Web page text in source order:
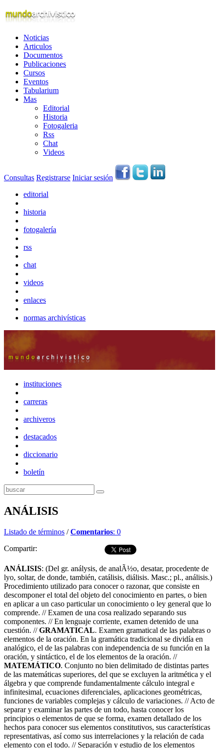
Noticias
Articulos
Documentos
Publicaciones
Cursos
Eventos
Tabularium
Mas
Editorial
Historia
Fotogaleria
Rss
Chat
Videos
Consultas Registrarse Iniciar sesión
editorial
historia
fotogalería
rss
chat
videos
enlaces
normas archivísticas
instituciones
carreras
archiveros
destacados
diccionario
boletín
ANÁLISIS
Listado de términos /Comentarios: 0
Compartir:
ANÁLISIS: (Del gr. análysis, de analÃ½o, desatar, procedente de
lyo, soltar, de donde, también, catálisis, diálisis. Masc.; pl., análisis.)
Procedimiento utilizado para conocer o razonar, que consiste en
descomponer el total del objeto del conocimiento en partes, o bien
en aplicar a un caso particular un conocimiento o ley general que lo
comprende. // Examen de una cosa realizado separando sus
componentes. // En lenguaje corriente, examen detenido de una
cuestión. //GRAMATICAL. Examen gramatical de las palabras o
elementos de la oración. En la gramática tradicional se dividía en
analógico, el de las palabras con independencia de su función en la
oración, y sintáctico, el de los elementos de la oración. //
MATEMÁTICO. Conjunto no bien delimitado de distintas partes
de las matemáticas superiores, del que se excluyen la aritmética y el
álgebra y que comprende fundamentalmente cálculo integral e
infinitesimal, ecuaciones diferenciales, aplicaciones geométricas,
funciones de variables complejas y cálculo de variaciones. // Acto de
separar y examinar las partes de un todo, hasta conocer los
principios o elementos de que se forma, examen detallado de los
hechos para conocer sus elementos constitutivos, sus características
representativas, así como sus interrelaciones y la relación de cada
elemento con el todo. // Separación y estudio de los elementos